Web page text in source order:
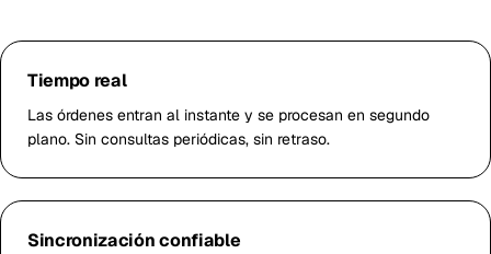
Tiempo real
Las órdenes entran al instante y se procesan en segundo
plano. Sin consultas periódicas, sin retraso.
Sincronización confiable